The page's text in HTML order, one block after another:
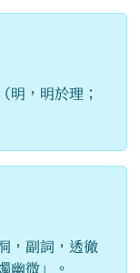
明，明於理；
，副詞，透徹
幽微」。